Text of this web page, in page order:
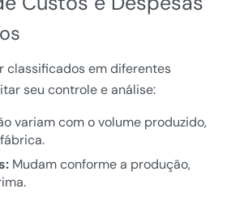
classificados em diferentes
seu controle e análise:
variam com o volume produzido,
Mudam conforme a produção,